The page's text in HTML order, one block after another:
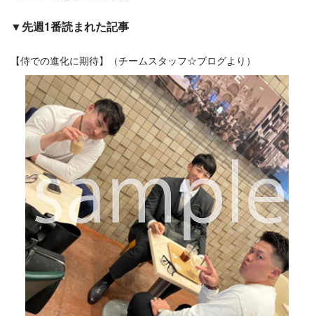
▼先週1番読まれた記事
【侍での進化に期待】（チームスタッフ☆ブログより）